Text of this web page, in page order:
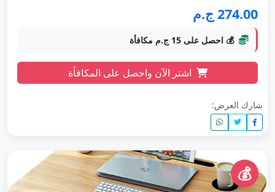
274.00 ج.م
💰 احصل على 15 ج.م مكافأة
اشتر الآن واحصل على المكافأة
شارك العرض:
💰